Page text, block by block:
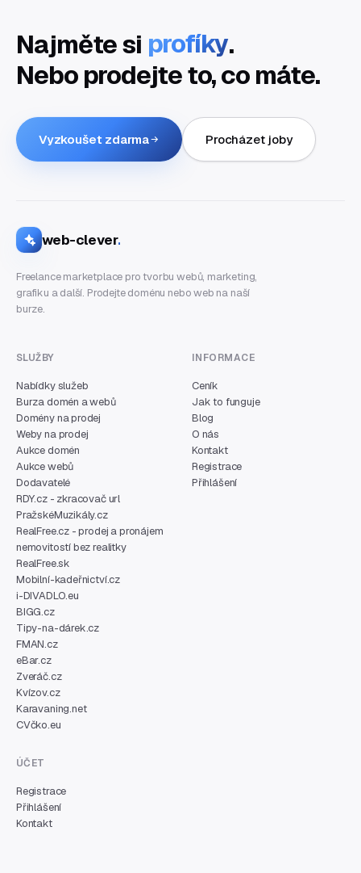
Najměte si profíky.
Nebo prodejte to, co máte.
Vyzkoušet zdarma Procházet joby
web-clever.
Freelance marketplace pro tvorbu webů, marketing,
grafiku a další. Prodejte doménu nebo web na naší
burze.
SLUŽBY
Nabídky služeb
Burza domén a webů
Domény na prodej
Weby na prodej
Aukce domén
Aukce webů
Dodavatelé
RDY.cz - zkracovač url
PražskéMuzikály.cz
RealFree.cz - prodej a pronájem
nemovitostí bez realitky
RealFree.sk
Mobilní-kadeřnictví.cz
i-DIVADLO.eu
BIGG.cz
Tipy-na-dárek.cz
FMAN.cz
eBar.cz
Zveráč.cz
Kvízov.cz
Karavaning.net
CVčko.eu
INFORMACE
Ceník
Jak to funguje
Blog
O nás
Kontakt
Registrace
Přihlášení
ÚČET
Registrace
Přihlášení
Kontakt